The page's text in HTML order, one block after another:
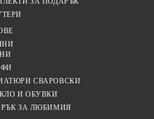
СВАРОВСКИ
И ОБУВКИ
ЗА ЛЮБИМИЯ